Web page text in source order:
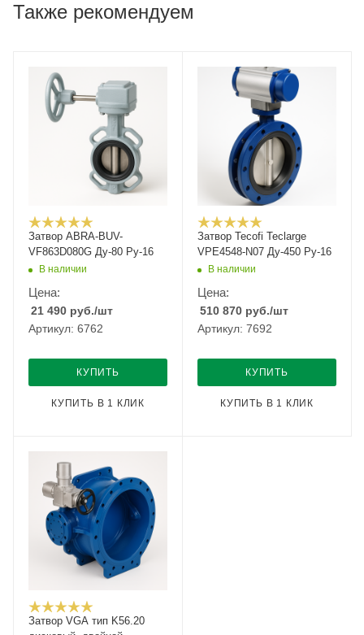
Также рекомендуем
Затвор ABRA-BUV-
VF863D080G Ду-80 Ру-16
В наличии
Цена:
21 490 руб./шт
Артикул: 6762
КУПИТЬ
КУПИТЬ В 1 КЛИК
Затвор Tecofi Teclarge
VPE4548-N07 Ду-450 Ру-16
В наличии
Цена:
510 870 руб./шт
Артикул: 7692
КУПИТЬ
КУПИТЬ В 1 КЛИК
Затвор VGA тип K56.20